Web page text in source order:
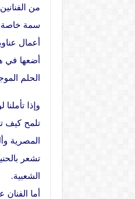
من
سمة خاصة
أعمال
أضعها في
الحلم
وإذا
تلمح كيف
المصرية
تشعر
الشعبية.
أما